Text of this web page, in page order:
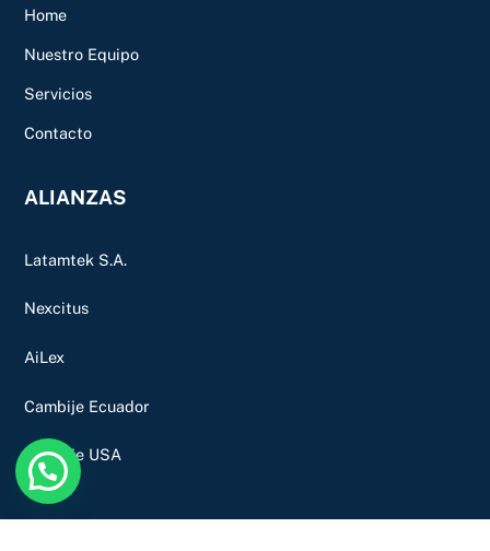
Home
Nuestro Equipo
Servicios
Contacto
ALIANZAS
Latamtek S.A.
Nexcitus
AiLex
Cambije Ecuador
Cambije USA